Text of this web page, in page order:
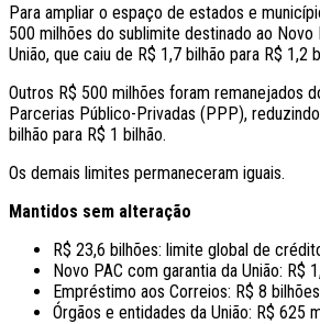
Para ampliar o espaço de estados e
500 milhões do sublimite destinado ao Novo
União, que caiu de R$ 1,7 bilhão para R$ 1,2
Outros R$ 500 milhões foram remanejados
Parcerias Público-Privadas (PPP),
bilhão para R$ 1 bilhão.
Os demais limites permaneceram iguais.
Mantidos sem alteração
R$ 23,6 bilhões: limite global de
Novo PAC com garantia da União: R$
Empréstimo aos Correios: R$ 8 bilhões
Órgãos e entidades da União: R$ 625